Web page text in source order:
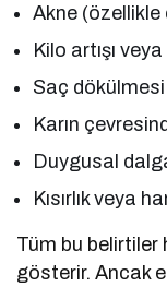
Akne (özellikle
Kilo artışı
Saç
Karın
Duygusal
Kısırlık veya
Tüm bu belirtiler
gösterir. Ancak